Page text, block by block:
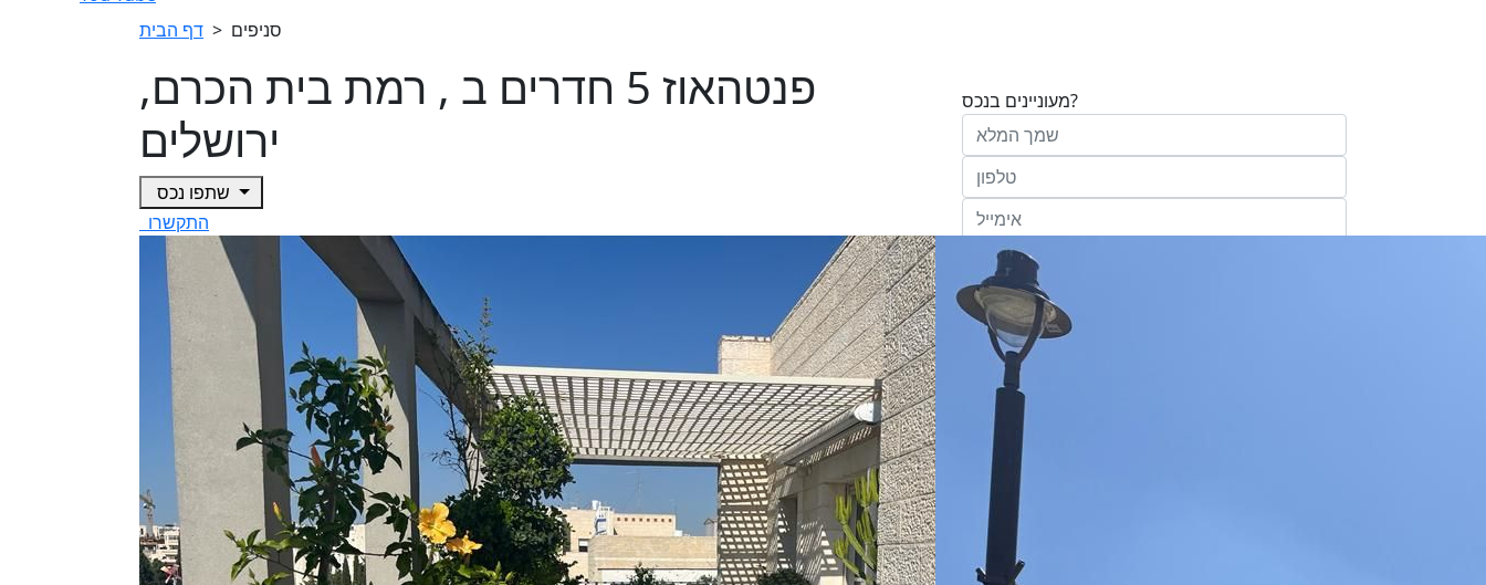
דף הבית > סניפים
פנטהאוז 5 חדרים ב , רמת בית הכרם,
ירושלים
התקשרו
מעוניינים בנכס?
מחב' אנגלו סכסון סוכנות לנכסים (ישראל 1992)
בע"מ ו/או מי מטעמה ("אנגלו סכסון") בדוא"ל,
במסרונים ובשיחת טלפון שיווקית, הצעות ודברי שיווק
ופרסומת כהגדרתם בחוק וכן, שפרטיי האישיים
יישמרו במאגריה וישמשו אותה לשליחת מידע ולקידום
פעילותיה, לרבות אך לא רק, לעריכת ניתוח מידע
שלח